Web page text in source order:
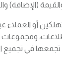
(الإضافة)
أو العملاء
ومجموعات
تجمعها في